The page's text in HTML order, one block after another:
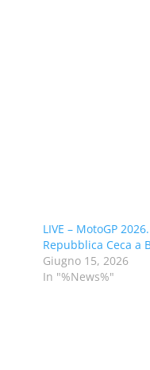
LIVE – MotoGP
Repubblica Ceca a
Giugno 15, 2026
In "%News%"